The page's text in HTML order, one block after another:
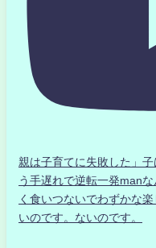
親は子育てに失敗した」
う手遅れで逆転一発man
く食いつないでわずかな
いのです。ないのです。